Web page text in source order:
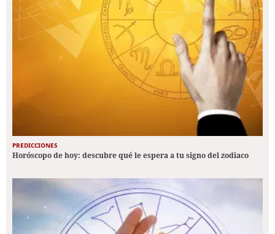
PREDICCIONES
Horóscopo de hoy: descubre qué le espera a tu signo del zodiaco